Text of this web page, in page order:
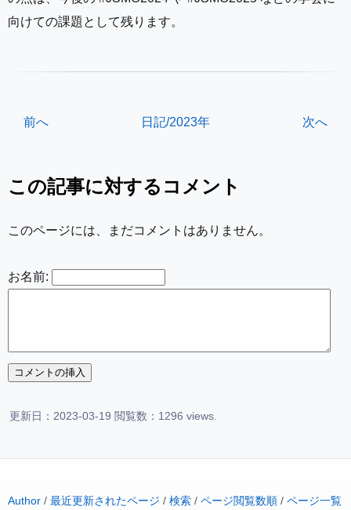
向けての課題として残ります。
前へ 次へ
日記/2023年
この記事に対するコメント
このページには、まだコメントはありません。
お名前:
更新日：2023-03-19 閲覧数：1296 views.
Author / 最近更新されたページ / 検索 / ページ閲覧数順 / ページ一覧